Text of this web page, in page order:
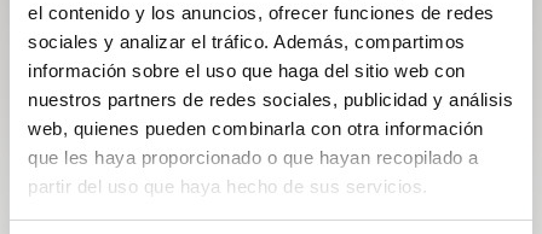
el contenido y los anuncios, ofrecer funciones de redes
sociales y analizar el tráfico. Además, compartimos
información sobre el uso que haga del sitio web con
nuestros partners de redes sociales, publicidad y análisis
web, quienes pueden combinarla con otra información
que les haya proporcionado o que hayan recopilado a
partir del uso que haya hecho de sus servicios.
Suscribirse a la newsletter
Descubra las novedades que han dado vida a la Casa
durante el año y manténgase al día con las newsletters
de Breguet.
Suscribirse a la newsletter